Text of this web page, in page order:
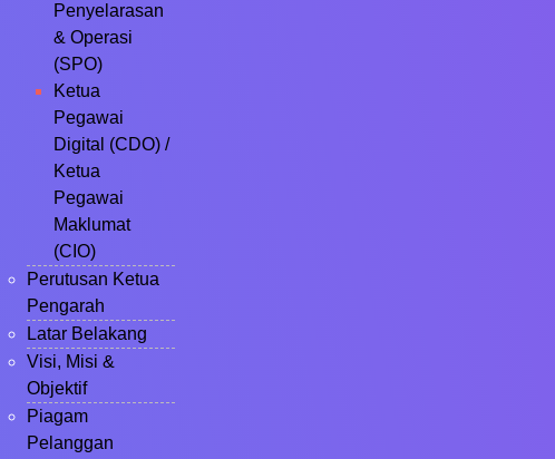
Penyelarasan
& Operasi
(SPO)
Ketua
Pegawai
Digital (CDO) /
Ketua
Pegawai
Maklumat
(CIO)
Perutusan Ketua
Pengarah
Latar Belakang
Visi, Misi &
Objektif
Piagam
Pelanggan